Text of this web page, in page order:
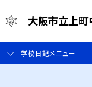
大阪市立上町
学校日記メニュー